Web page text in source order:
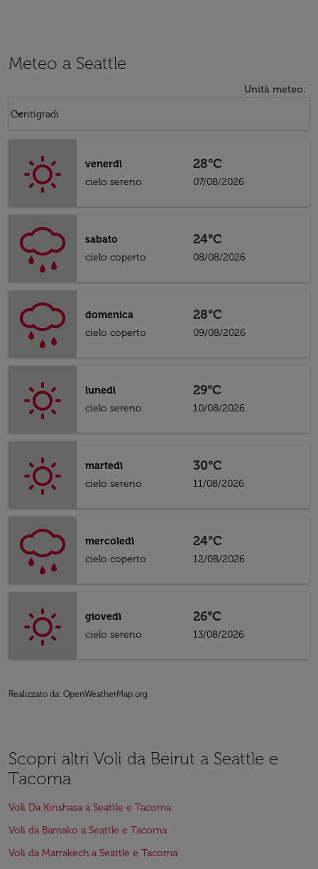
Meteo a Seattle
Unità meteo:
Centigradi
keyboard_arrow_down
venerdì
cielo sereno
28°C
07/08/2026
sabato
cielo coperto
24°C
08/08/2026
domenica
cielo coperto
28°C
09/08/2026
lunedì
cielo sereno
29°C
10/08/2026
martedì
cielo sereno
30°C
11/08/2026
mercoledì
cielo coperto
24°C
12/08/2026
giovedì
cielo sereno
26°C
13/08/2026
Realizzato da: OpenWeatherMap.org
Scopri altri Voli da Beirut a Seattle e
Tacoma
Voli Da Kinshasa a Seattle e Tacoma
Voli da Bamako a Seattle e Tacoma
Voli da Marrakech a Seattle e Tacoma